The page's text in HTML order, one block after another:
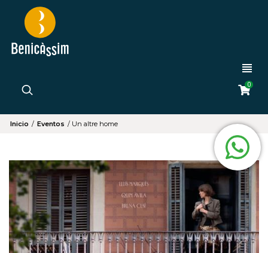
0
Inicio / Eventos / Un altre home